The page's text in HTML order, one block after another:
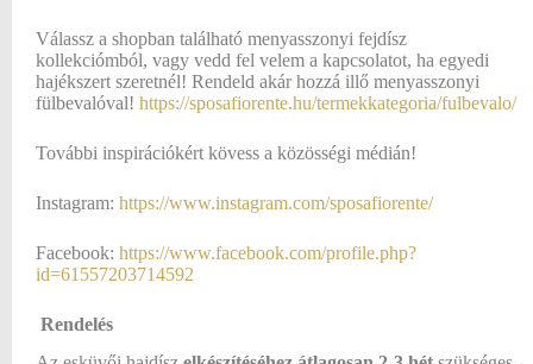
Válassz a shopban található menyasszonyi fejdísz
kollekciómból, vagy vedd fel velem a kapcsolatot, ha egyedi
hajékszert szeretnél! Rendeld akár hozzá illő menyasszonyi
fülbevalóval! https://sposafiorente.hu/termekkategoria/fulbevalo/
További inspirációkért kövess a közösségi médián!
Instagram: https://www.instagram.com/sposafiorente/
Facebook: https://www.facebook.com/profile.php?
id=61557203714592
Rendelés